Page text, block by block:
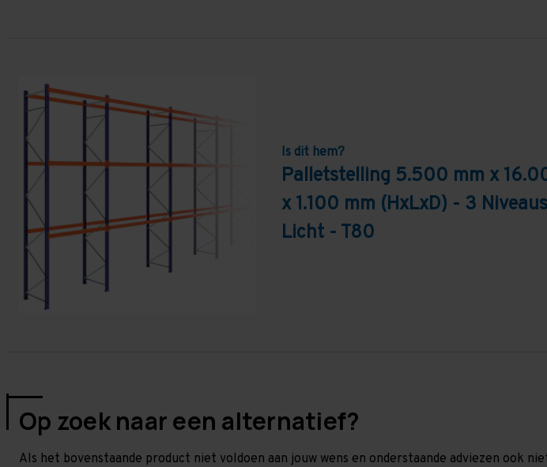
Is dit hem?
Palletstelling 5.500 mm x
x 1.100 mm (HxLxD) - 3
Licht - T80
Op zoek naar een alternatief?
Als het bovenstaande product niet voldoen aan jouw wens en onderstaande adviezen ook